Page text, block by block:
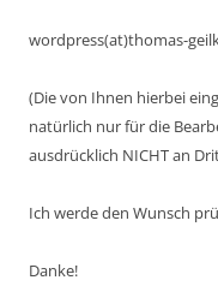
wordpress(at)thomas-
(Die von Ihnen hierbei
natürlich nur für die
ausdrücklich NICHT an
Ich werde den Wunsch
Danke!